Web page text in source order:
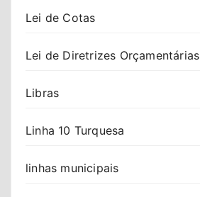
Lei de Cotas
Lei de Diretrizes Orçamentárias
Libras
Linha 10 Turquesa
linhas municipais